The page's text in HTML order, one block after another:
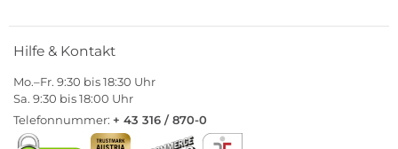
Hilfe & Kontakt
Mo.–Fr. 9:30 bis 18:30 Uhr
Sa. 9:30 bis 18:00 Uhr
Telefonnummer: + 43 316 / 870-0